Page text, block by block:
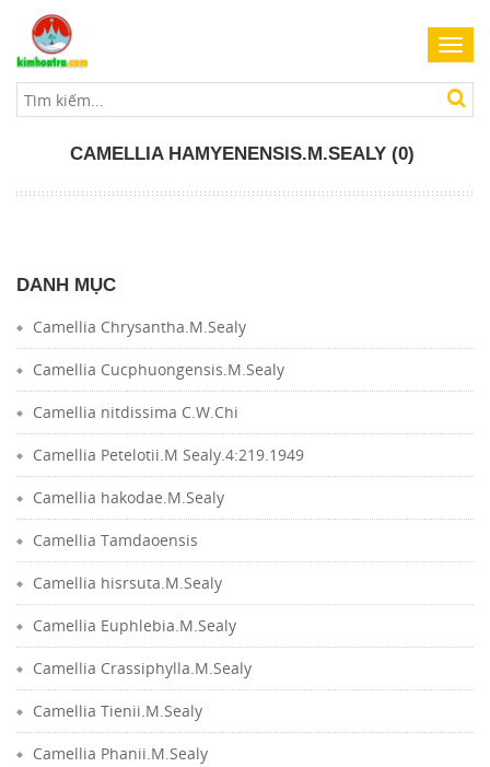
CAMELLIA HAMYENENSIS.M.SEALY (0)
DANH MỤC
Camellia Chrysantha.M.Sealy
Camellia Cucphuongensis.M.Sealy
Camellia nitdissima C.W.Chi
Camellia Petelotii.M Sealy.4:219.1949
Camellia hakodae.M.Sealy
Camellia Tamdaoensis
Camellia hisrsuta.M.Sealy
Camellia Euphlebia.M.Sealy
Camellia Crassiphylla.M.Sealy
Camellia Tienii.M.Sealy
Camellia Phanii.M.Sealy